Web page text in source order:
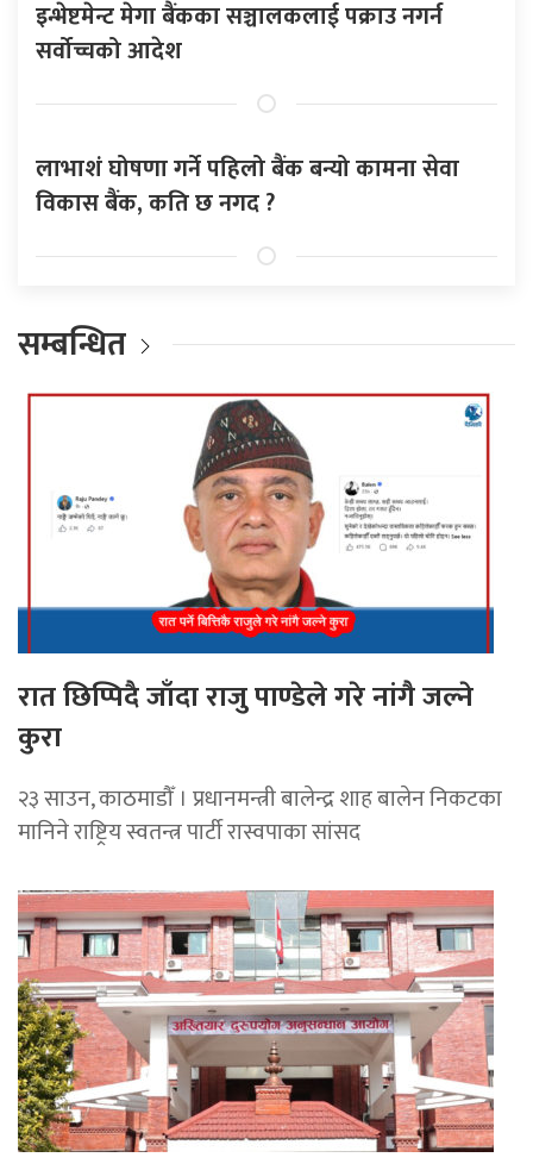
इन्भेष्टमेन्ट मेगा बैंकका सञ्चालकलाई पक्राउ नगर्न
सर्वोच्चको आदेश
लाभाशं घोषणा गर्ने पहिलो बैंक बन्यो कामना सेवा
विकास बैंक, कति छ नगद ?
सम्बन्धित
रात छिप्पिदै जाँदा राजु पाण्डेले गरे नांगै जल्ने
कुरा
२३ साउन, काठमाडौँ । प्रधानमन्त्री बालेन्द्र शाह बालेन निकटका
मानिने राष्ट्रिय स्वतन्त्र पार्टी रास्वपाका सांसद